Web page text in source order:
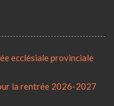
ecclésiale provinciale
la rentrée 2026-2027